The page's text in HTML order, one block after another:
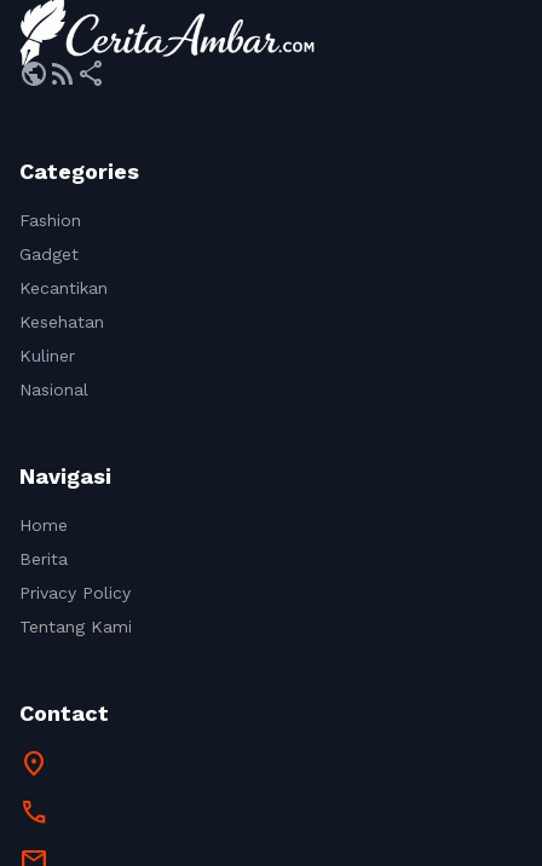
publicrss_feed share
Categories
Fashion
Gadget
Kecantikan
Kesehatan
Kuliner
Nasional
Navigasi
Home
Berita
Privacy Policy
Tentang Kami
Contact
location_on
call